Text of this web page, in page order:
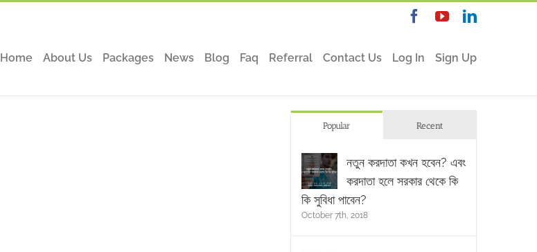
Facebook
YouTubeLinkedin
Home About Us Packages News Blog Faq Referral Contact Us Log In Sign Up
Popular Recent
নতুন করদাতা কখন হবেন? এবং
করদাতা হলে সরকার থেকে কি
কি সুবিধা পাবেন?
October 7th, 2018